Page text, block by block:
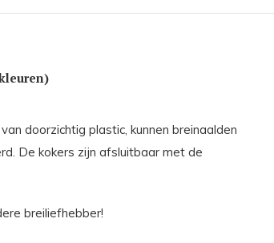
doorzichtig plastic, kunnen breinaalden
De kokers zijn afsluitbaar met de
breiliefhebber!